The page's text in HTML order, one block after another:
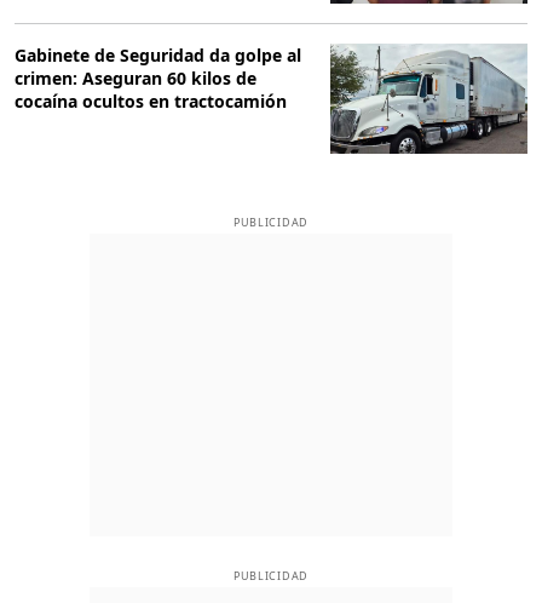
Gabinete de Seguridad da golpe al
crimen: Aseguran 60 kilos de
cocaína ocultos en tractocamión
PUBLICIDAD
PUBLICIDAD